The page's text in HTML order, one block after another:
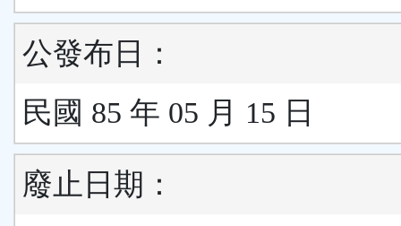
公發布日：
民國 85 年 05 月 15 日
廢止日期：